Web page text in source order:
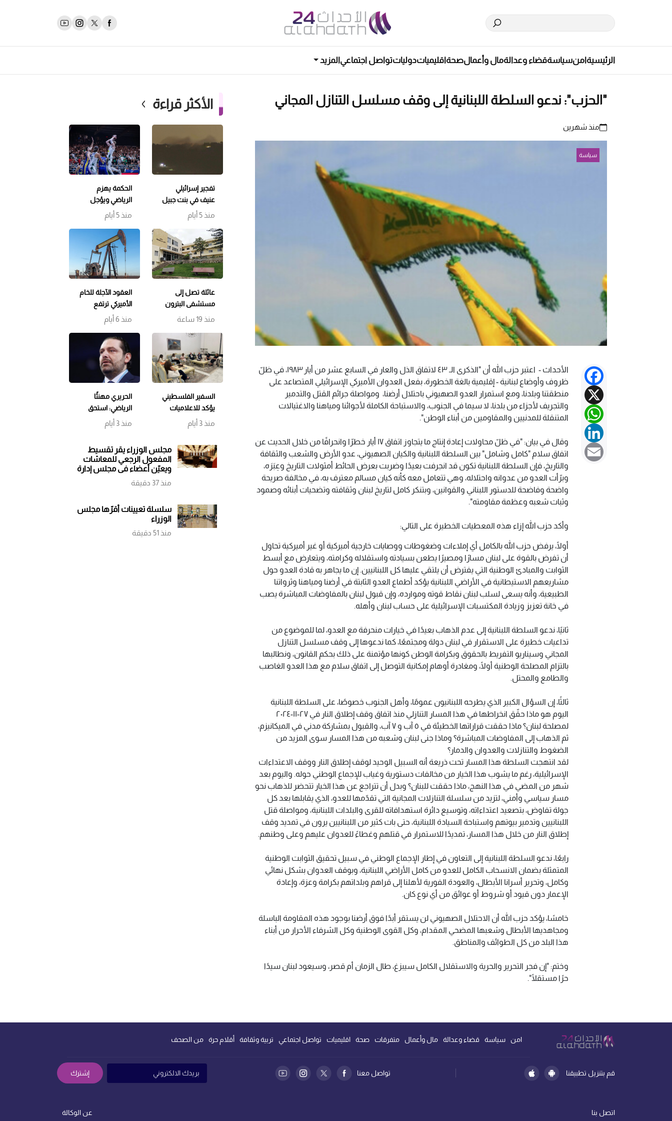
الرئيسيةامنسياسةقضاء وعدالةمال وأعمالصحةاقليمياتدولياتتواصل اجتماعيالمزيد
"الحزب": ندعو السلطة اللبنانية إلى وقف مسلسل التنازل المجاني
منذ شهرين
سياسة
Facebook
X
WhatsApp
LinkedIn
Email
الأحداث - اعتبر حزب الله أن "الذكرى الـ ٤٣ لاتفاق الذل والعار في السابع عشر من أيار ١٩٨٣، في ظلّ
ظروف وأوضاع لبنانية - إقليمية بالغة الخطورة، بفعل العدوان الأميركي الإسرائيلي المتصاعد على
منطقتنا وبلدنا، ومع استمرار العدو الصهيوني باحتلال أرضنا، ومواصلة جرائم القتل والتدمير
والتجريف لأجزاء من بلدنا، لا سيما في الجنوب، والاستباحة الكاملة لأجوائنا ومياهنا والاغتيالات
المتنقلة للمدنيين والمقاومين من أبناء الوطن".
وقال في بيان: "في ظلّ محاولات إعادة إنتاج ما يتجاوز اتفاق ١٧ أيار خطرّا وانحرافًا من خلال الحديث عن
اتفاق سلام "كامل وشامل" بين السلطة اللبنانية والكيان الصهيوني، عدو الأرض والشعب والثقافة
والتاريخ، فإن السلطة اللبنانية تكون قد انجرفت بعيدًا وضربت بعرض الحائط أمثولات التاريخ وعِبَرَه،
وبرّأت العدو من عدوانه واحتلاله، وهي تتعامل معه كأنه كيان مسالم معترف به، في مخالفة صريحة
واضحة وفاضحة للدستور اللبناني والقوانين، وبتنكر كامل لتاريخ لبنان وثقافته وتضحيات أبنائه وصمود
وثبات شعبه وعظمة مقاومته".
وأكد حزب الله إزاء هذه المعطيات الخطيرة على التالي:
أولًا، يرفض حزب الله بالكامل أي إملاءات وضغوطات ووصايات خارجية أميركية أو غير أميركية تحاول
أن تفرض بالقوة على لبنان مسارًا ومصيرًا يطعن بسيادته واستقلاله وكرامته، ويتعارض مع أبسط
الثوابت والمبادئ الوطنية التي يفترض أن يلتقي عليها كل اللبنانيين. إن ما يجاهر به قادة العدو حول
مشاريعهم الاستيطانية في الأراضي اللبنانية يؤكد أطماع العدو الثابتة في أرضنا ومياهنا وثرواتنا
الطبيعية، وأنه يسعى لسلب لبنان نقاط قوته وموارده، وإن قبول لبنان بالمفاوضات المباشرة يصب
في خانة تعزيز وزيادة المكتسبات الإسرائيلية على حساب لبنان وأهله.
ثانيًا، ندعو السلطة اللبنانية إلى عدم الذهاب بعيدًا في خيارات منحرفة مع العدو، لما للموضوع من
تداعيات خطيرة على الاستقرار في لبنان دولة ومجتمعًا، كما ندعوها إلى وقف مسلسل التنازل
المجاني وسيناريو التفريط بالحقوق وبكرامة الوطن كونها مؤتمنة على ذلك بحكم القانون، ونطالبها
بالتزام المصلحة الوطنية أولًا، ومغادرة أوهام إمكانية التوصل إلى اتفاق سلام مع هذا العدو الغاصب
والطامع والمحتل.
ثالثًا، إن السؤال الكبير الذي يطرحه اللبنانيون عمومًا، وأهل الجنوب خصوصًا، على السلطة اللبنانية
اليوم هو ماذا حقّق انخراطها في هذا المسار التنازلي منذ اتفاق وقف إطلاق النار في ٢٧-١١-٢٠٢٤
لمصلحة لبنان؟ ماذا حققت قراراتها الخطيئة في ٥ آب و ٧ آب، والقبول بمشاركة مدني في الميكانيزم،
ثم الذهاب إلى المفاوضات المباشرة؟ وماذا جنى لبنان وشعبه من هذا المسار سوى المزيد من
الضغوط والتنازلات والعدوان والدمار؟
لقد انتهجت السلطة هذا المسار تحت ذريعة أنه السبيل الوحيد لوقف إطلاق النار ووقف الاعتداءات
الإسرائيلية، رغم ما يشوب هذا الخيار من مخالفات دستورية وغياب للإجماع الوطني حوله. واليوم بعد
شهر من المضي في هذا النهج، ماذا حققت للبنان؟ وبدل أن تتراجع عن هذا الخيار تتحضر للذهاب نحو
مسار سياسي وأمني، لتزيد من سلسلة التنازلات المجانية التي تقدّمها للعدو، الذي يقابلها بعد كل
جولة تفاوض، بتصعيد اعتداءاته، وتوسيع دائرة استهدافاته للقرى والبلدات اللبنانية، ومواصلة قتل
اللبنانيين وتدمير بيوتهم واستباحة السيادة اللبنانية، حتى بات كثير من اللبنانيين يرون في تمديد وقف
إطلاق النار من خلال هذا المسار، تمديدًا للاستمرار في قتلهم وغطاءً للعدوان عليهم وعلى وطنهم.
رابعًا، ندعو السلطة اللبنانية إلى التعاون في إطار الإجماع الوطني في سبيل تحقيق الثوابت الوطنية
المتمثلة بضمان الانسحاب الكامل للعدو من كامل الأراضي اللبنانية، وبوقف العدوان بشكل نهائي
وكامل، وتحرير أسرانا الأبطال، والعودة الفورية لأهلنا إلى قراهم وبلداتهم بكرامة وعزة، وإعادة
الإعمار دون قيود أو شروط أو عوائق من أي نوع كان.
خامسًا، يؤكد حزب الله أن الاحتلال الصهيوني لن يستقر أبدًا فوق أرضنا بوجود هذه المقاومة الباسلة
ومجاهديها الأبطال وشعبها المضحي المقدام، وكل القوى الوطنية وكل الشرفاء الأحرار من أبناء
هذا البلد من كل الطوائف والمناطق.
وختم: "إن فجر التحرير والحرية والاستقلال الكامل سيبزغ، طال الزمان أم قصر، وسيعود لبنان سيدًا
حرًا مستقلًا".
الأكثر قراءة
تفجير إسرائيلي
عنيف في بنت جبيل
وتمشيط باتجاه
منذ 5 أيام
الحكمة يهزم
الرياضي ويؤجل
حسم اللقب إلى
مباراة سابعة
منذ 5 أيام
عائلة تصل إلى
مستشفى البترون
بحالة هستيرية…
مستمرة وتوقيف
الوالد
منذ 19 ساعة
العقود الآجلة للخام
الأميركي ترتفع
منذ 6 أيام
السفير الفلسطيني
يؤكد للاعلاميات
اللبنانيات التمسك
بسيادة لبنان
منذ 3 أيام
الحريري مهنئًا
الرياضي: استحق
البطولة عن جدارة…
وحظًا أوفر للحكمة
منذ 3 أيام
مجلس الوزراء يقر تقسيط
المفعول الرجعي للمعاشات
ويعيّن أعضاء في مجلس إدارة
الضمان
منذ 37 دقيقة
سلسلة تعيينات أقرّها مجلس
الوزراء
منذ 51 دقيقة
امن سياسة قضاء وعدالة مال وأعمال متفرقات صحة اقليميات تواصل اجتماعي تربية وثقافة أقلام حرة من الصحف
قم بتنزيل تطبيقنا تواصل معنا إشترك
اتصل بنا عن الوكالة